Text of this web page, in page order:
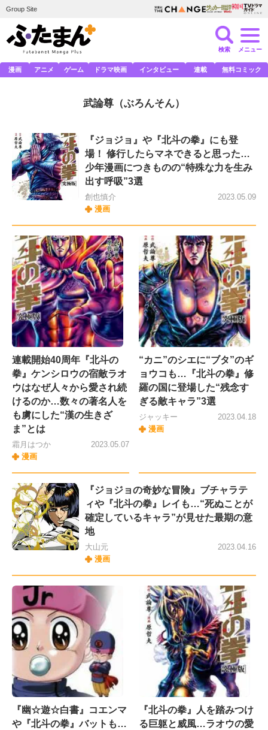
Group Site
検索 メニュー
漫画 アニメ ゲーム ドラマ映画 インタビュー 連載 無料コミック
武論尊 （ぶろんそん）
『ジョジョ』や『北斗の拳』にも登
場！ 修行したらマネできると思った…
少年漫画につきものの“特殊な力を生み
出す呼吸”3選
創也慎介
漫画
2023.05.09
連載開始40周年『北斗の
拳』ケンシロウの宿敵ラオ
ウはなぜ人々から愛され続
けるのか…数々の著名人を
も虜にした“漢の生きざ
ま”とは
霜月はつか
漫画
2023.05.07
“カニ”のシエに“ブタ”のギ
ョウコも…『北斗の拳』修
羅の国に登場した“残念す
ぎる敵キャラ”3選
ジャッキー
漫画
2023.04.18
『ジョジョの奇妙な冒険』ブチャラテ
ィや『北斗の拳』レイも…“死ぬことが
確定しているキャラ”が見せた最期の意
地
大山元
漫画
2023.04.16
『幽☆遊☆白書』コエンマ
や『北斗の拳』バットも…
『北斗の拳』人を踏みつけ
る巨躯と威風…ラオウの愛